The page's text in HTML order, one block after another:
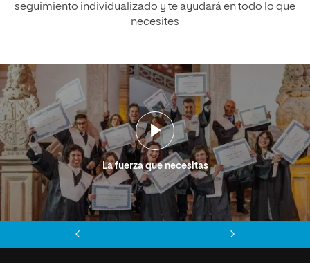
seguimiento individualizado y te ayudará en todo lo que
necesites
La fuerza que necesitas